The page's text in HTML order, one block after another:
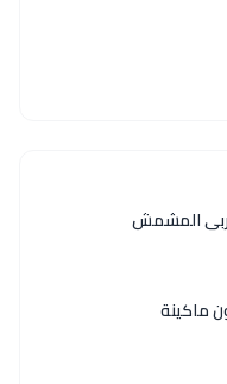
المشمش
ماكينة